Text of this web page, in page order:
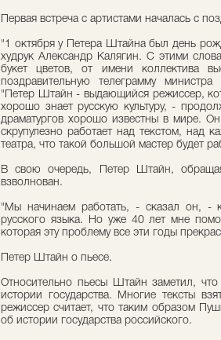
Первая встреча с артистами началась с
"1 октября у Петера Штайна был день
худрук Александр Калягин. С этими
букет цветов, от имени коллектива
поздравительную телеграмму
"Петер Штайн - выдающийся режиссер,
хорошо знает русскую культуру, -
драматургов хорошо известны в мире.
скрупулезно работает над текстом, над
театра, что такой большой мастер будет
В свою очередь, Петер Штайн,
взволнован.
"Мы начинаем работать, - сказал он, -
русского языка. Но уже 40 лет мне
которая эту проблему все эти годы
Петер Штайн о пьесе.
Относительно пьесы Штайн заметил,
истории государства. Многие тексты
режиссер считает, что таким образом
об истории государства российского.